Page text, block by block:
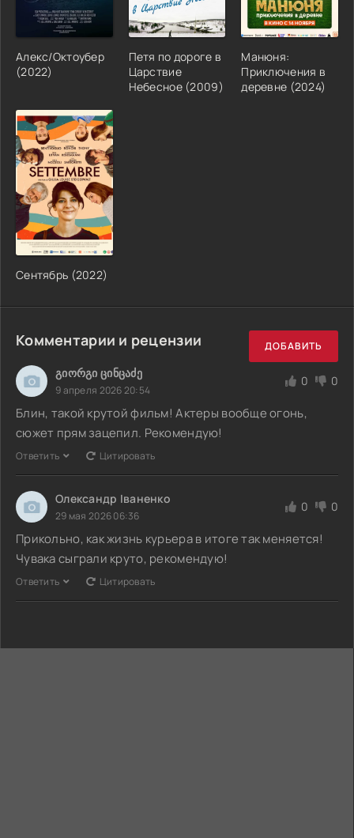
Алекс/Октоубер
(2022)
Петя по дороге в
Царствие
Небесное (2009)
Манюня:
Приключения в
деревне (2024)
Сентябрь (2022)
Комментарии и рецензии ДОБАВИТЬ
გიორგი ცინცაძე
9 апреля 2026 20:54
0 0
Блин, такой крутой фильм! Актеры вообще огонь,
сюжет прям зацепил. Рекомендую!
Ответить Цитировать
Олександр Іваненко
29 мая 2026 06:36
0 0
Прикольно, как жизнь курьера в итоге так меняется!
Чувака сыграли круто, рекомендую!
Ответить Цитировать